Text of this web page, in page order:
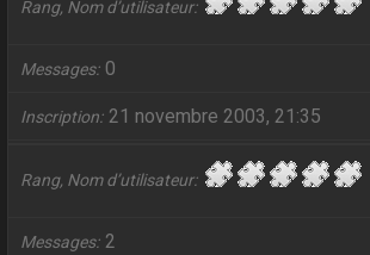
Rang, Nom d’utilisateur
Messages 0
Inscription 21 novembre 2003, 21:35
Rang, Nom d’utilisateur
Messages 2